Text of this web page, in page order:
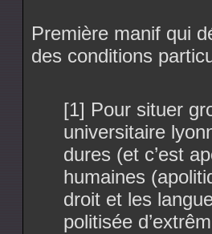
Première manif qui
des conditions
[1] Pour situer
universitaire
dures (et c’est
humaines
droit et les
politisée